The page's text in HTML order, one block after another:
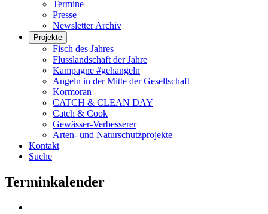
Termine
Presse
Newsletter Archiv
Projekte
Fisch des Jahres
Flusslandschaft der Jahre
Kampagne #gehangeln
Angeln in der Mitte der Gesellschaft
Kormoran
CATCH & CLEAN DAY
Catch & Cook
Gewässer-Verbesserer
Arten- und Naturschutzprojekte
Kontakt
Suche
Terminkalender